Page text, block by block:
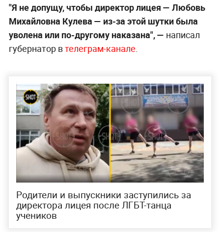
"Я не допущу, чтобы директор лицея — Любовь
Михайловна Кулева — из-за этой шутки была
уволена или по-другому наказана", — написал
губернатор втелеграм-канале
Родители и выпускники заступились за
директора лицея после ЛГБТ-танца
учеников